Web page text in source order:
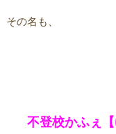
その名も、
不登校かふぇ【